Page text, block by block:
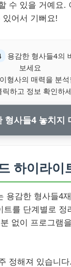
수 있을 거예요.
있어서 기뻐요!
용감한 형사들4의
보세요
형사의 매력을 분
릭하고 정보 확인하
형사들4 놓치지
하이라이
용감한 형사들4
트를 단계별로 정
없이 프로그램
정해져 있습니